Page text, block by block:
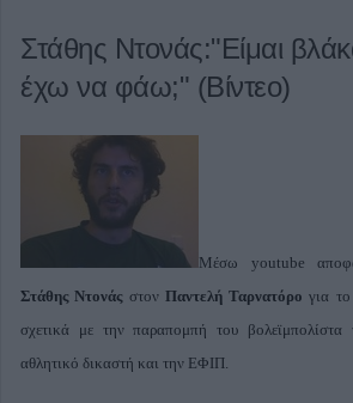
Στάθης Ντονάς:"Είμαι
έχω να φάω;" (Βίντεο)
Μέσω youtube
Στάθης Ντονάςστον Παντελή Ταρνατόρο για
σχετικά με την παραπομπή του
αθλητικό δικαστή και την ΕΦΙΠ.